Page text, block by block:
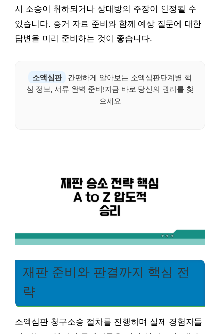
시 소송이 취하되거나 상대방의 주장이 인정될 수
있습니다. 증거 자료 준비와 함께 예상 질문에 대한
답변을 미리 준비하는 것이 좋습니다.
소액심판
간편하게 알아보는 소액심판단계별 핵
심 정보, 서류 완벽 준비!지금 바로 당신의 권리를 찾
으세요
재판 준비와 판결까지 핵심 전
략
소액심판 청구소송 절차를 진행하며 실제 경험자들